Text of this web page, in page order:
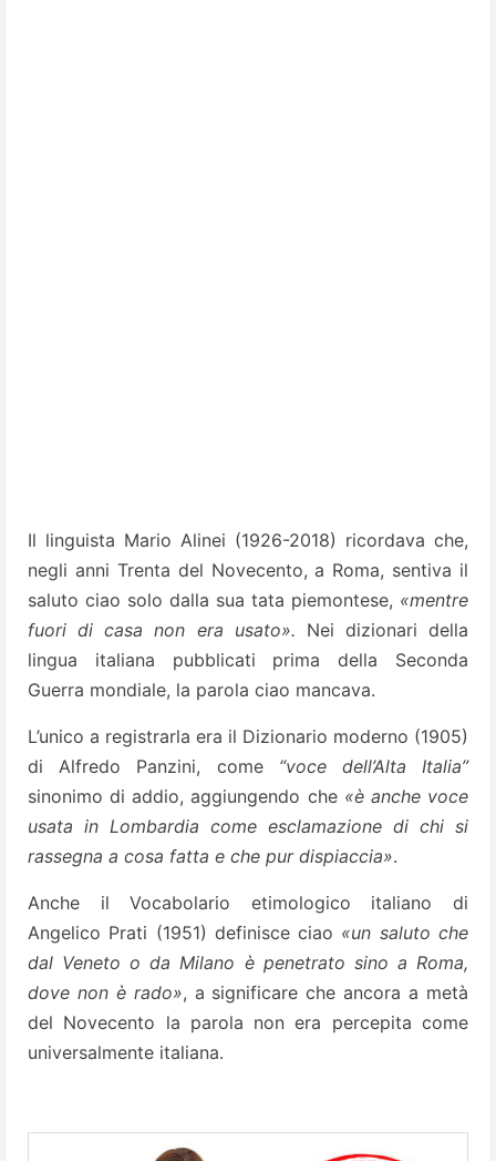
Il linguista Mario Alinei (1926-2018) ricordava che,
negli anni Trenta del Novecento, a Roma, sentiva il
saluto ciao solo dalla sua tata piemontese, «mentre
fuori di casa non era usato». Nei dizionari della
lingua italiana pubblicati prima della Seconda
Guerra mondiale, la parola ciao mancava.
L’unico a registrarla era il Dizionario moderno (1905)
di Alfredo Panzini, come “voce dell’Alta Italia”
sinonimo di addio, aggiungendo che«è anche voce
usata in Lombardia come esclamazione di chi si
rassegna a cosa fatta e che pur dispiaccia».
Anche il Vocabolario etimologico italiano di
Angelico Prati (1951) definisce ciao «un saluto che
dal Veneto o da Milano è penetrato sino a Roma,
dove non è rado», a significare che ancora a metà
del Novecento la parola non era percepita come
universalmente italiana.